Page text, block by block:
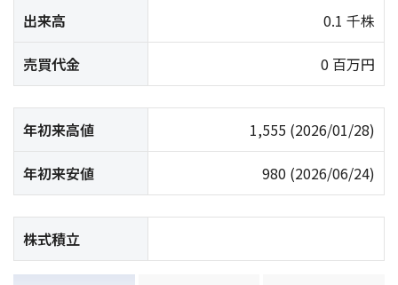
出来高 0.1 千株
売買代金 0 百万円
年初来高値 1,555 (2026/01/28)
年初来安値 980 (2026/06/24)
株式積立